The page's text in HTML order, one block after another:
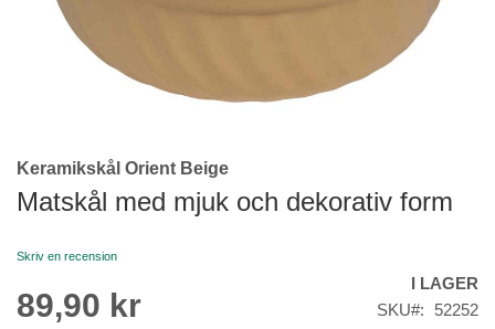
Skip
to
the
of
images
Keramikskål Orient Beige
Matskål med mjuk och dekorativ form
Skriv en recension
89,90 kr
I LAGER
SKU
52252